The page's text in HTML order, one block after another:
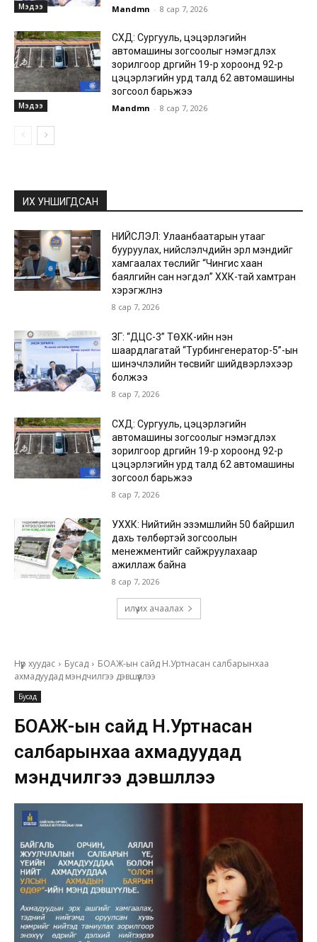
Мэдээ Mandmn - 8 сар 7, 2026
Мэдээ
СХД: Сургууль, цэцэрлэгийн
автомашины зогсоолыг нэмэгдүүлэх
зорилгоор дүүргийн 19-р хороонд 92-р
цэцэрлэгийн урд талд 62 автомашины
зогсоол барьжээ
Mandmn - 8 сар 7, 2026
ИХ УНШИГДСАН
НИЙСЛЭЛ: Улаанбаатарын утааг
бууруулах, нийслэлчүүдийн эрүүл мэндийг
хамгаалах төслийг “Чингис хаан
баялгийн сан нэгдэл” ХХК-тай хамтран
хэрэгжүүлнэ
8 сар 7, 2026
ЗГ: “ДЦС-3” ТӨХК-ийн нэн
шаардлагатай “Турбингенератор-5”-ын
шинэчлэлийн төсвийг шийдвэрлэхээр
болжээ
8 сар 7, 2026
СХД: Сургууль, цэцэрлэгийн
автомашины зогсоолыг нэмэгдүүлэх
зорилгоор дүүргийн 19-р хороонд 92-р
цэцэрлэгийн урд талд 62 автомашины
зогсоол барьжээ
8 сар 7, 2026
УХХК: Нийтийн эзэмшлийн 50 байршил
дахь төлбөртэй зогсоолын
менежментийг сайжруулахаар
ажиллаж байна
8 сар 7, 2026
илүү их ачаалах